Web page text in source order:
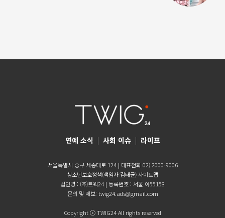
연예 소식 | 사회 이슈 | 라이프
서울특별시 중구 세종대로 124 | 대표전화 02) 2000-9006
청소년보호정책(책임자:김태균)사이트맵
법인명 : (주)트윅24 | 등록번호 : 서울 아55158
문의 및 제보: twig24.ads@gmail.com
Copyright ⓒ TWIG24 All rights reserved